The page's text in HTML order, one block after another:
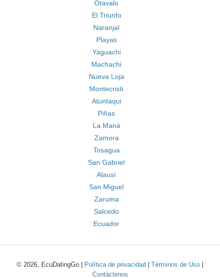
Otavalo
El Triunfo
Naranjal
Playas
Yaguachi
Machachi
Nueva Loja
Montecristi
Atuntaqui
Piñas
La Maná
Zamora
Tosagua
San Gabriel
Alausí
San Miguel
Zaruma
Salcedo
Ecuador
© 2026, EcuDatingGo | Política de privacidad Términos de Uso
Contáctenos